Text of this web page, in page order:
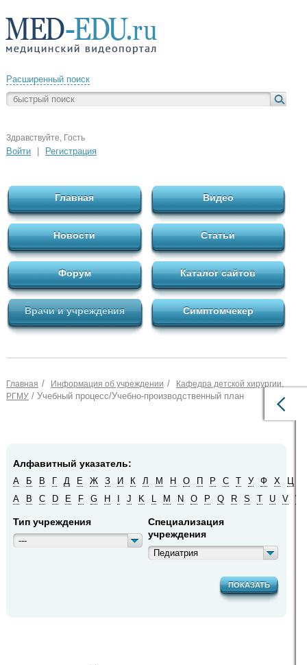
Расширенный поиск
Здравствуйте, Гость
Войти Регистрация
Главная Видео
Новости Статьи
Форум Каталог сайтов
Врачи и учреждения Симптомчекер
Главная / Информация об учреждении /
Кафедра детской хирургии,
РГМУ / Учебный процесс/Учебно-производственный план
Алфавитный указатель:
А Б В Г Д Е Ж З И К Л М Н О П Р С Т У Ф Х Ц
A
B C D E F G H J K L M N O P Q R S T U V W
Тип учреждения
---
Специализация
учреждения
Педиатрия
ПОКАЗАТЬ